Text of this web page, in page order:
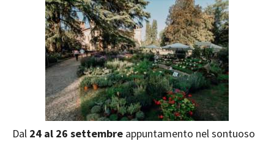
Dal 24 al 26 settembre appuntamento nel sontuoso